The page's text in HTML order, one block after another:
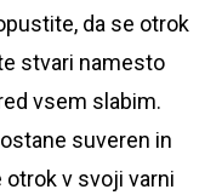
da se otrok
stvari namesto
vsem slabim.
suveren in
v svoji varni